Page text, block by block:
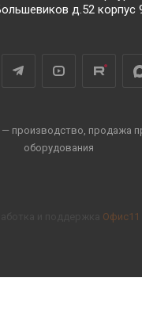
д.52 корпус
— производство, продажа
оборудования
Офис11